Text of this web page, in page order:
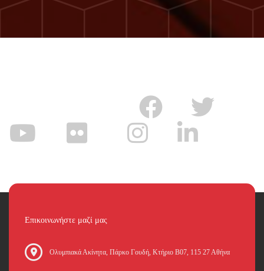
Επικοινωνήστε μαζί μας
Oλυμπιακά Ακίνητα, Πάρκο Γουδή, Κτήριο Β07, 115 27 Αθήνα